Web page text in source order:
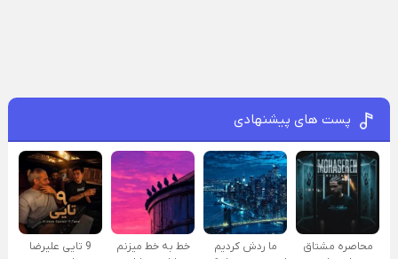
پست های پیشنهادی
محاصره مشتاق
ما ردش کردیم
خط به خط میزنم
9 تایی علیرضا